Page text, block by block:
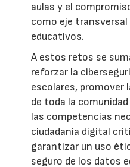
aulas y el
como eje
educativos.
A estos retos se
reforzar la
escolares, promover
de toda la
las competencias
ciudadanía digital
garantizar un uso
seguro de los datos